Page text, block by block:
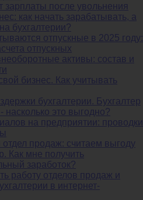
зарплаты после увольнения
как начать зарабатывать, а
бухгалтерии?
отпускные в 2025 году:
отпускных
активы: состав и
бизнес. Как учитывать
бухгалтерии. Бухгалтер
насколько это выгодно?
на предприятии: проводки
продаж: считаем выгоду
Как мне получить
заработок?
работу отделов продаж и
в интернет-